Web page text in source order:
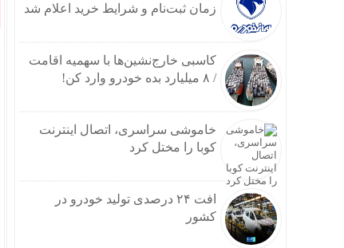
زمان ثبت‌نام و شرایط خرید اعلام شد
کاسبی خارج‌نشین‌ها با سهمیه اقامت
/ ۸ میلیارد بده خودرو وارد کن!
خاموشی سراسری، اتصال اینترنت
کوبا را مختل کرد
افت ۲۴ درصدی تولید خودرو در
کشور